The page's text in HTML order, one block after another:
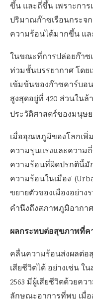
ขึ้น และถี่ขึ้น เพราะการ
ปริมาณก๊าซเรือนกระจ
ความร้อนได้มากขึ้น แ
ในขณะที่การปล่อยก๊าซ
ท่วมชั้นบรรยากาศ โดย
เข้มข้นของก๊าซคาร์บอ
สูงสุดอยู่ที่ 420 ส่วนใน
ประวัติศาสตร์ของมนุษ
เมื่ออุณหภูมิของโลกเพิ่
ความรุนแรงและความ
ความร้อนที่ผิดปรกตินี้มัก
ความร้อนในเมือง’
ขยายตัวของเมืองอย่าง
คำนึงถึงสภาพภูมิอากาศ
ผลกระทบต่อสุขภาพที่ค
คลื่นความร้อนส่งผลต่อ
เสียชีวิตได้ อย่างเช่น ใ
2563 มีผู้เสียชีวิตด้วยคว
ลักษณะอาการที่พบ เมื่